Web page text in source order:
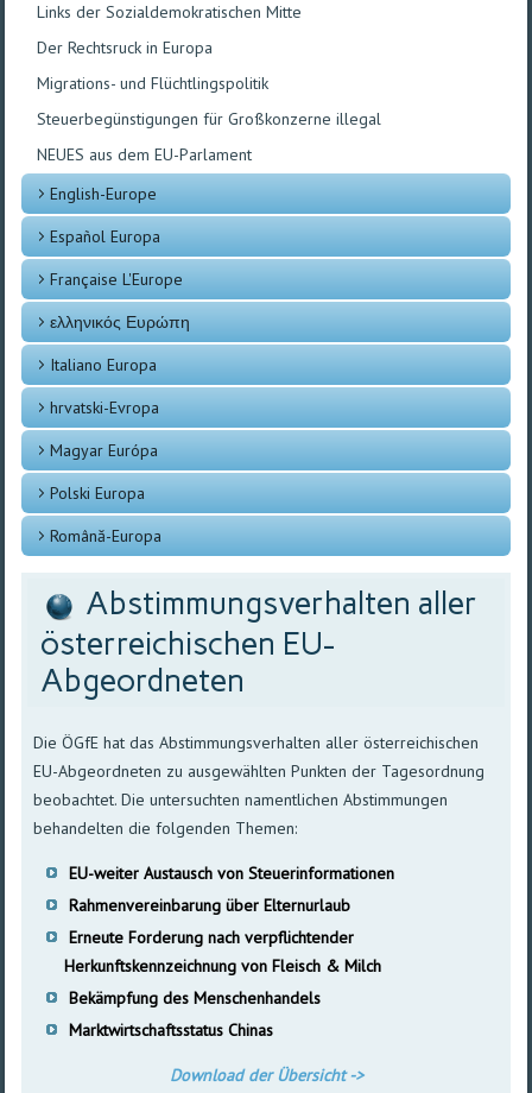
Links der Sozialdemokratischen Mitte
Der Rechtsruck in Europa
Migrations- und Flüchtlingspolitik
Steuerbegünstigungen für Großkonzerne illegal
NEUES aus dem EU-Parlament
English-Europe
Español Europa
Française L'Europe
ελληνικός Ευρώπη
Italiano Europa
hrvatski-Evropa
Magyar Európa
Polski Europa
Română-Europa
Abstimmungsverhalten aller
österreichischen EU-
Abgeordneten
Die ÖGfE hat das Abstimmungsverhalten aller österreichischen
EU-Abgeordneten zu ausgewählten Punkten der Tagesordnung
beobachtet. Die untersuchten namentlichen Abstimmungen
behandelten die folgenden Themen:
EU-weiter Austausch von Steuerinformationen
Rahmenvereinbarung über Elternurlaub
Erneute Forderung nach verpflichtender
Herkunftskennzeichnung von Fleisch & Milch
Bekämpfung des Menschenhandels
Marktwirtschaftsstatus Chinas
Download der Übersicht ->